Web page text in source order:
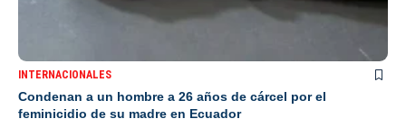
INTERNACIONALES
Condenan a un hombre a 26 años de cárcel por el
feminicidio de su madre en Ecuador